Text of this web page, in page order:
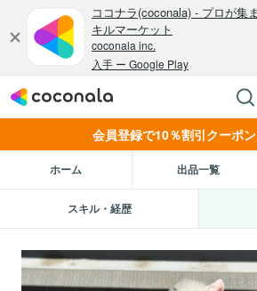
会員登録で10％割引クーポン
ホーム 出品一覧
スキル・経歴